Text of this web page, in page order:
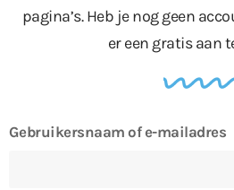
pagina’s. Heb je nog geen
er een gratis aan
Gebruikersnaam of e-mailadres